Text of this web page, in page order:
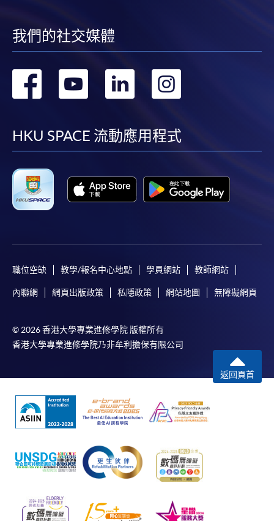
我們的社交媒體
轉
facebook
轉
youtube
轉
linkedin
轉
HKU SPACE 流動應用程式
職位空缺 教學/報名中心地點 學員網站 教師網站
內聯網 網頁出版政策 私隱政策 網站地圖 無障礙網頁
© 2026 香港大學專業進修學院 版權所有
香港大學專業進修學院乃非牟利擔保有限公司
返回頁首